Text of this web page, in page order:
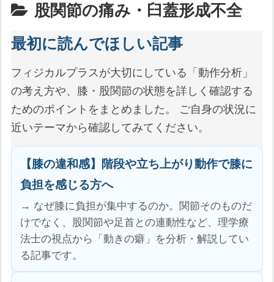
股関節の痛み・臼蓋形成不全
最初に読んでほしい記事
フィジカルプラスが大切にしている「動作分析」
の考え方や、膝・股関節の状態を詳しく確認する
ためのポイントをまとめました。 ご自身の状況に
近いテーマから確認してみてください。
【膝の違和感】階段や立ち上がり動作で膝に
負担を感じる方へ
→ なぜ膝に負担が集中するのか。関節そのものだ
けでなく、股関節や足首との連動性など、理学療
法士の視点から「動きの癖」を分析・解説してい
る記事です。